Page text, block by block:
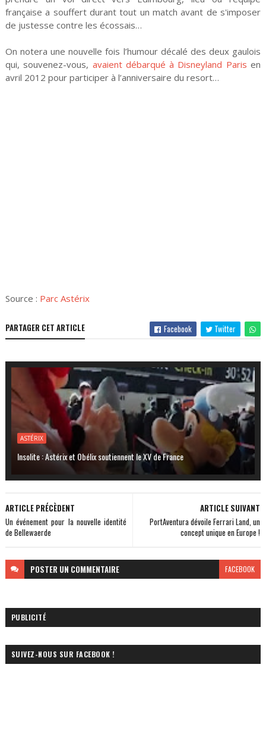
française a souffert durant tout un match avant de s'imposer
de justesse contre les écossais…
On notera une nouvelle fois l’humour décalé des deux gaulois
qui, souvenez-vous, avaient débarqué à Disneyland Paris en
avril 2012 pour participer à l’anniversaire du resort…
Source : Parc Astérix
PARTAGER CET ARTICLE Facebook Twitter
ASTÉRIX
Insolite : Astérix et Obélix soutiennent le XV de France
ARTICLE SUIVANT
PortAventura dévoile Ferrari Land, un
concept unique en Europe !
ARTICLE PRÉCÈDENT
Un événement pour la nouvelle identité
de Bellewaerde
POSTER UN COMMENTAIRE FACEBOOK
PUBLICITÉ
SUIVEZ-NOUS SUR FACEBOOK !